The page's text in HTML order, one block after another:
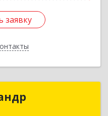
заявку
заявку
Александр